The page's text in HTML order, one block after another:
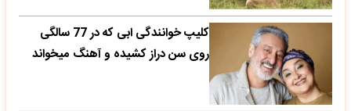
کلیپ خوانندگی ابی که در 77 سالگی
روی سن دراز کشیده و آهنگ میخواند